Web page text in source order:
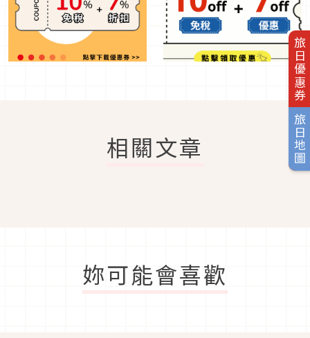
旅日優惠券
旅日地圖
相關文章
妳可能會喜歡